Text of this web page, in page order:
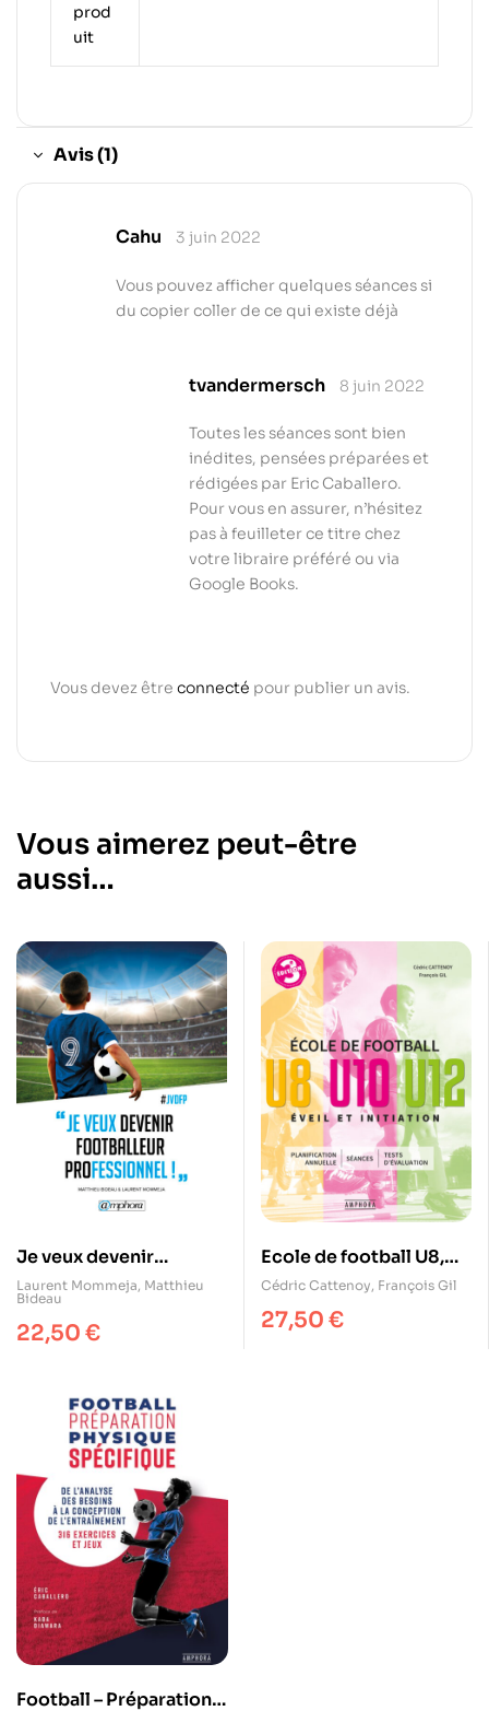
prod
uit
Avis (1)
Cahu 3 juin 2022
Vous pouvez afficher quelques séances si
du copier coller de ce qui existe déjà
tvandermersch 8 juin 2022
Toutes les séances sont bien
inédites, pensées préparées et
rédigées par Eric Caballero.
Pour vous en assurer, n’hésitez
pas à feuilleter ce titre chez
votre libraire préféré ou via
Google Books.
Vous devez être connecté pour publier un avis.
Vous aimerez peut-être
aussi…
Je veux devenir
footballeur
professionnel !
Laurent Mommeja, Matthieu
Bideau
22,50 €
Ecole de football U8,
U10, U12 – Eveil et
initiation
Cédric Cattenoy, François Gil
27,50 €
Football – Préparation